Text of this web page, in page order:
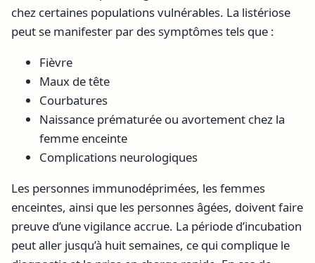
chez certaines populations vulnérables. La listériose
peut se manifester par des symptômes tels que :
Fièvre
Maux de tête
Courbatures
Naissance prématurée ou avortement chez la
femme enceinte
Complications neurologiques
Les personnes immunodéprimées, les femmes
enceintes, ainsi que les personnes âgées, doivent faire
preuve d’une vigilance accrue. La période d’incubation
peut aller jusqu’à huit semaines, ce qui complique le